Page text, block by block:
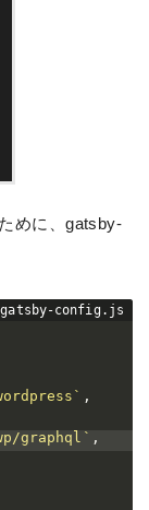
めに、gatsby-
` ,
graphql ` ,